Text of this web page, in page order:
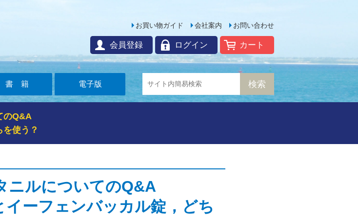
お問い合わせ
会社案内
お買い物ガイド
カート
ログイン
会員登録
書籍 電子版
のQ&A
使う？
ニルについてのQ&A
ーフェンバッカル錠，どち